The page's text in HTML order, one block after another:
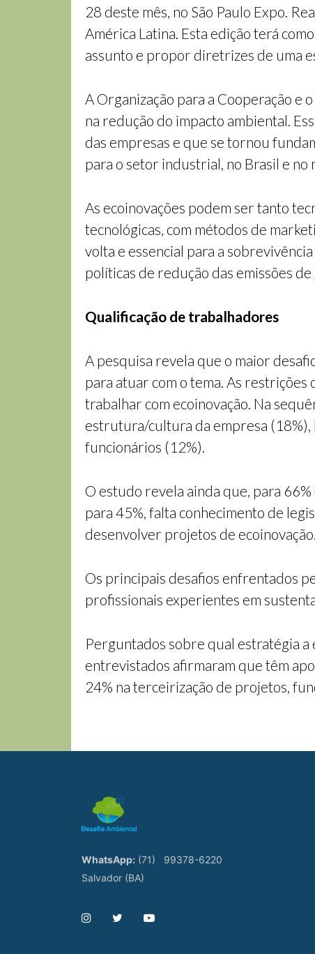
28 deste mês, no São Paulo Expo.
América Latina. Esta edição terá
assunto e propor diretrizes de uma
A Organização para a Cooperação e
na redução do impacto ambiental.
das empresas e que se tornou
para o setor industrial, no Brasil e no
As ecoinovações podem ser tanto
tecnológicas, com métodos de
volta e essencial para a
políticas de redução das emissões
Qualificação de trabalhadores
A pesquisa revela que o maior
para atuar com o tema. As
trabalhar com ecoinovação. Na
estrutura/cultura da empresa (18%),
funcionários (12%).
O estudo revela ainda que, para
para 45%, falta conhecimento de
desenvolver projetos de ecoinovação.
Os principais desafios enfrentados
profissionais experientes em
Perguntados sobre qual estratégia a
entrevistados afirmaram que têm
24% na terceirização de projetos,
WhatsApp: (71)
99378-6220
Salvador (BA)